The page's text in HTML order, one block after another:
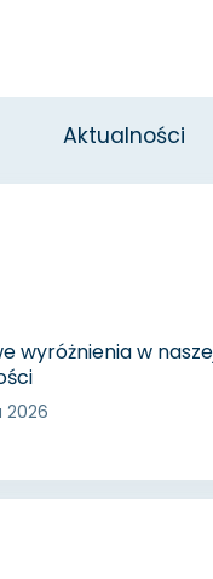
Aktualności
wyróżnienia w
2026